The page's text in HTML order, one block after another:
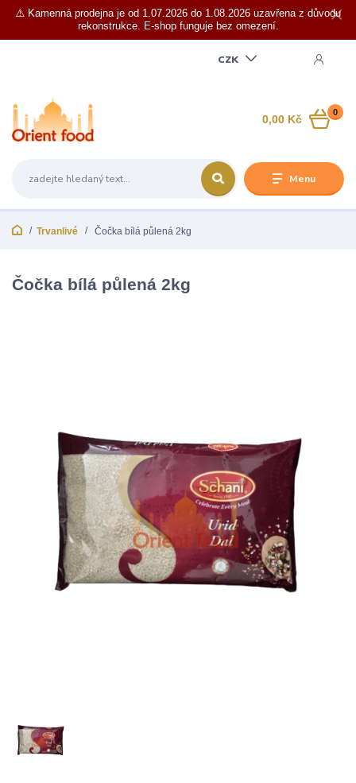
⚠️ Kamenná prodejna je od 1.07.2026 do 1.08.2026 uzavřena z důvodu
rekonstrukce. E-shop funguje bez omezení.
Menu
CZK
0
0,00 Kč
Trvanlivé Čočka bílá půlená 2kg
Čočka bílá půlená 2kg